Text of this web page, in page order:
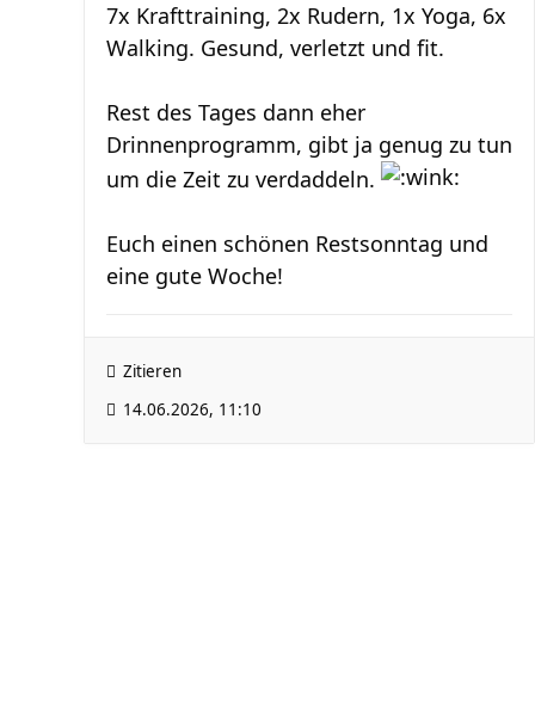
7x Krafttraining, 2x Rudern, 1x Yoga, 6x
Walking. Gesund, verletzt und fit.
Rest des Tages dann eher
Drinnenprogramm, gibt ja genug zu tun
um die Zeit zu verdaddeln.
Euch einen schönen Restsonntag und
eine gute Woche!
Zitieren
14.06.2026, 11:10